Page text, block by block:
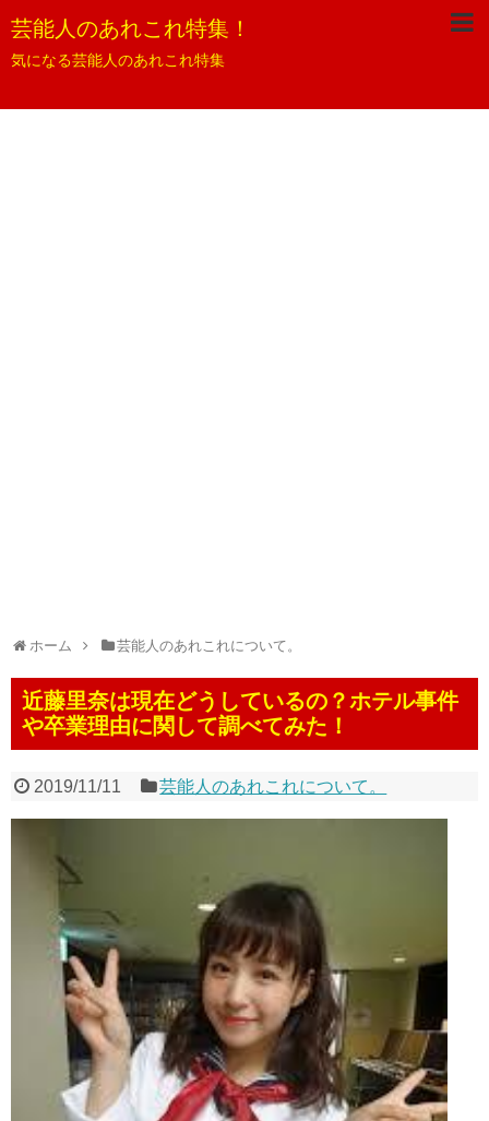
芸能人のあれこれ特集！
気になる芸能人のあれこれ特集
ホーム 芸能人のあれこれについて。
近藤里奈は現在どうしているの？ホテル事件
や卒業理由に関して調べてみた！
2019/11/11 芸能人のあれこれについて。